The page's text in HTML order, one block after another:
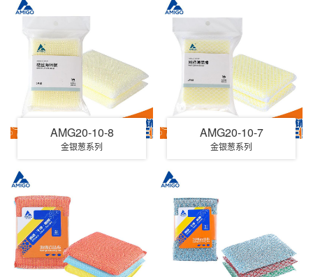
AMG20-10-8
金银葱系列
AMG20-10-7
金银葱系列